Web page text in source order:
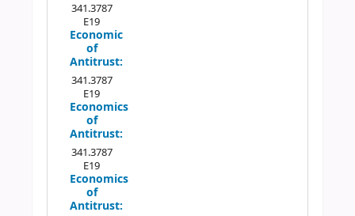
341.3787
E19
Economic
of
Antitrust:
341.3787
E19
Economics
of
Antitrust:
341.3787
E19
Economics
of
Antitrust: